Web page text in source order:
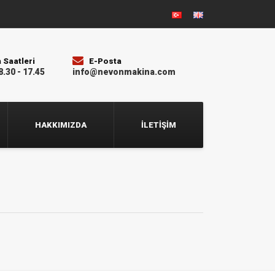
HAKKIMIZDA İLETIŞIM
Saatleri
- 17.45
E-Posta
info@nevonmakina.com